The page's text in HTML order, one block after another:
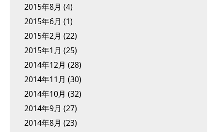
2015年8月 (4)
2015年6月 (1)
2015年2月 (22)
2015年1月 (25)
2014年12月 (28)
2014年11月 (30)
2014年10月 (32)
2014年9月 (27)
2014年8月 (23)